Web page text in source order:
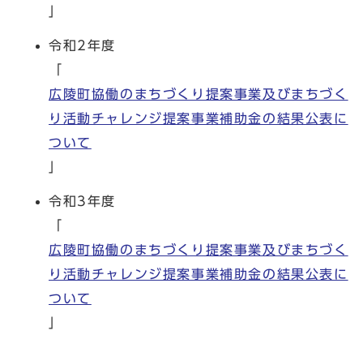
令和2年度
広陵町協働のまちづくり提案事業及びまちづく
り活動チャレンジ提案事業補助金の結果公表に
ついて
令和3年度
広陵町協働のまちづくり提案事業及びまちづく
り活動チャレンジ提案事業補助金の結果公表に
ついて